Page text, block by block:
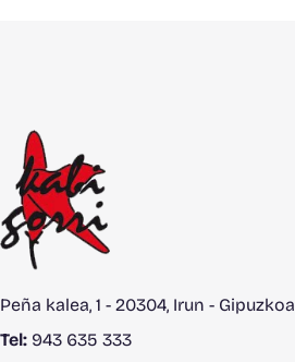
Peña kalea, 1 - 20304, Irun - Gipuzkoa
Tel: 943 635 333